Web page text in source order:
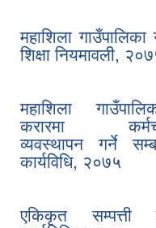
महाशिला गाउँपालिका
शिक्षा नियमावली,
महाशिला
करारमा
व्यवस्थापन गर्ने
कार्यविधि, २०७५
एकिकृत सम्पत्ती